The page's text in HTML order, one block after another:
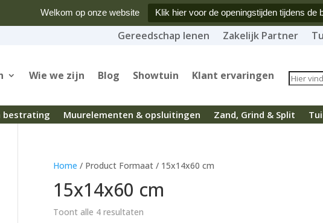
Welkom op onze website Klik hier voor de openingstijden tijdens de
Gereedschap lenen Zakelijk Partner
Wie we zijn Blog Showtuin Klant ervaringen
bestrating Muurelementen & opsluitingen Zand, Grind & Split
Home / Product Formaat / 15x14x60 cm
15x14x60 cm
Toont alle 4 resultatenGesorteerd